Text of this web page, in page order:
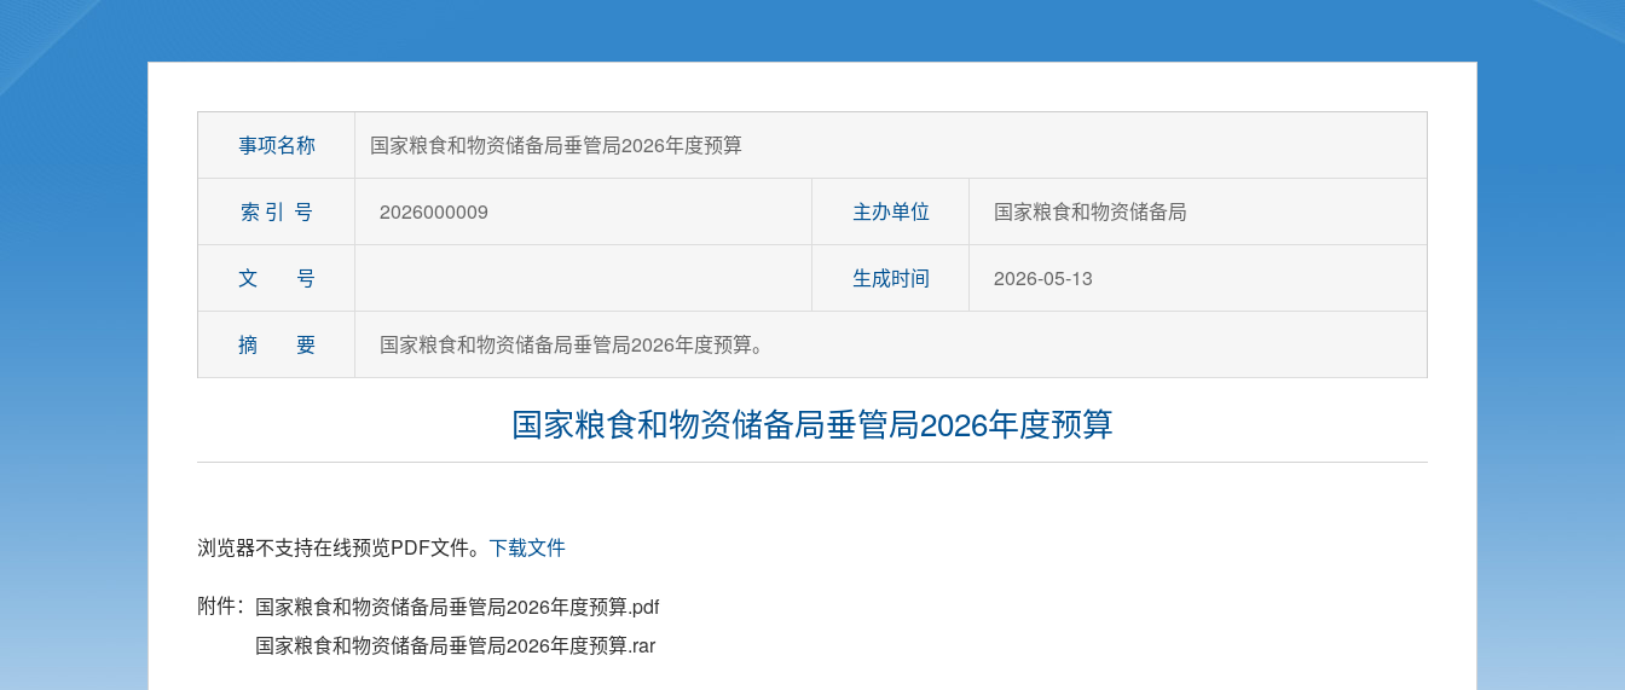
事项名称 国家粮食和物资储备局垂管局2026年度预算
索 引 号 2026000009
文 号
主办单位 国家粮食和物资储备局
生成时间 2026-05-13
摘 要 国家粮食和物资储备局垂管局2026年度预算。
国家粮食和物资储备局垂管局2026年度预算
浏览器不支持在线预览PDF文件。 下载文件
附件： 国家粮食和物资储备局垂管局2026年度预算.pdf
国家粮食和物资储备局垂管局2026年度预算.rar